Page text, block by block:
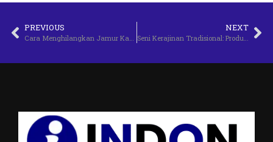
PREVIOUS
Cara Menghilangkan Jamur Kaca Mobil Tanpa Merusak Permukaan
NEXT
Seni Kerajinan Tradisional: Produk Lokal yang Mendunia